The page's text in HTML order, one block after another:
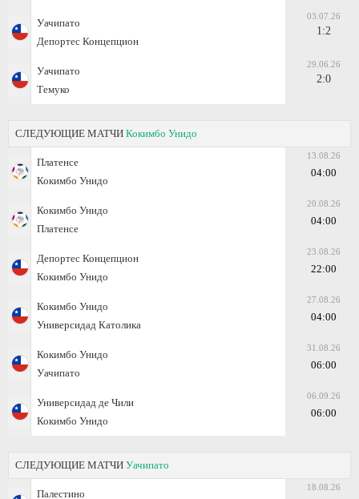
Уачипато
Депортес Концепцион
03.07.26
1:2
Уачипато
Темуко
29.06.26
2:0
СЛЕДУЮЩИЕ МАТЧИ Кокимбо Унидо
Платенсе
Кокимбо Унидо
13.08.26
04:00
Кокимбо Унидо
Платенсе
20.08.26
04:00
Депортес Концепцион
Кокимбо Унидо
23.08.26
22:00
Кокимбо Унидо
Универсидад Католика
27.08.26
04:00
Кокимбо Унидо
Уачипато
31.08.26
06:00
Универсидад де Чили
Кокимбо Унидо
06.09.26
06:00
СЛЕДУЮЩИЕ МАТЧИ Уачипато
Палестино
18.08.26